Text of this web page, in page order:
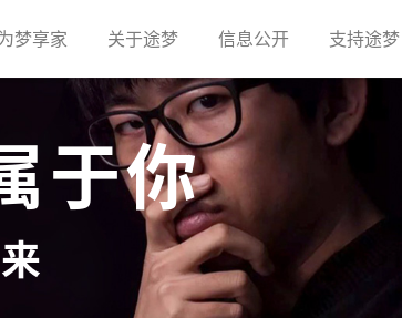
梦享家(current)关于途梦(current)信息公开(current)支持途梦
于你